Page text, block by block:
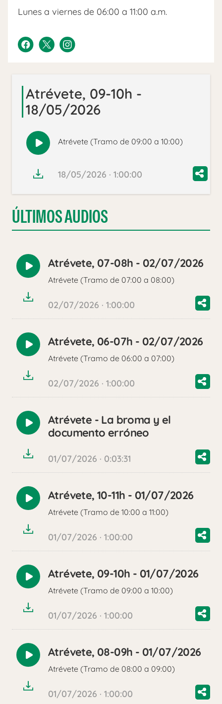
Lunes a viernes de 06:00 a 11:00 a.m.
Atrévete, 09-10h -
18/05/2026
Reproducir
audio
Atrévete (Tramo de 09:00 a 10:00)
18/05/2026 · 1:00:00
ÚLTIMOS AUDIOS
Reproducir
audio
Atrévete, 07-08h - 02/07/2026
Atrévete (Tramo de 07:00 a 08:00)
02/07/2026 · 1:00:00
Reproducir
audio
Atrévete, 06-07h - 02/07/2026
Atrévete (Tramo de 06:00 a 07:00)
02/07/2026 · 1:00:00
Reproducir
audio
Atrévete - La broma y el
documento erróneo
01/07/2026 · 0:03:31
Reproducir
audio
Atrévete, 10-11h - 01/07/2026
Atrévete (Tramo de 10:00 a 11:00)
01/07/2026 · 1:00:00
Reproducir
audio
Atrévete, 09-10h - 01/07/2026
Atrévete (Tramo de 09:00 a 10:00)
01/07/2026 · 1:00:00
Reproducir
audio
Atrévete, 08-09h - 01/07/2026
Atrévete (Tramo de 08:00 a 09:00)
01/07/2026 · 1:00:00